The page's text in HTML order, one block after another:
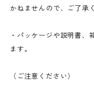
かねませんので、ご了承
・パッケージや説明書、
ます。
（ご注意ください）